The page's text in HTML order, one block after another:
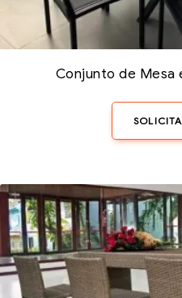
Conjunto de Mesa